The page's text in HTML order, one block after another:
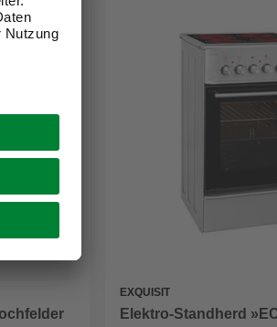
EXQUISIT
Elektro-Standherd